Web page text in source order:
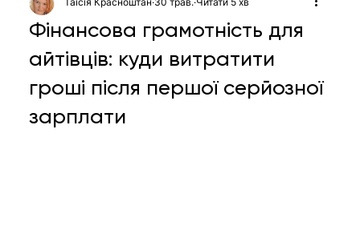
Фінансова грамотність для
айтівців: куди витратити
гроші після першої серйозної
зарплати